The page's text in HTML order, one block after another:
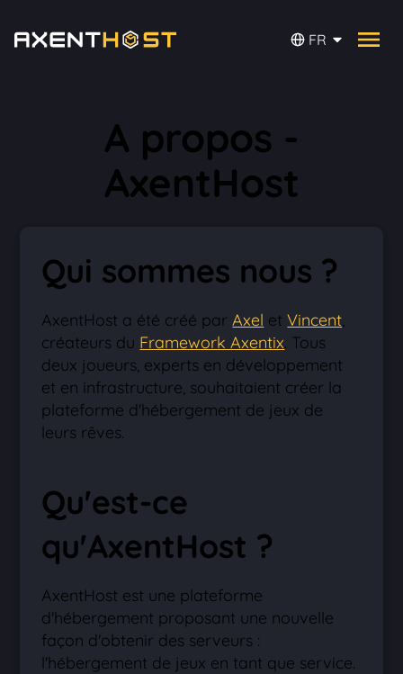
FR
A propos -
AxentHost
Qui sommes nous ?
AxentHost a été créé parAxel etVincent,
créateurs du Framework Axentix. Tous
deux joueurs, experts en développement
et en infrastructure, souhaitaient créer la
plateforme d'hébergement de jeux de
leurs rêves.
Qu'est-ce
qu'AxentHost ?
AxentHost est une plateforme
d'hébergement proposant une nouvelle
façon d'obtenir des serveurs :
l'hébergement de jeux en tant que service.